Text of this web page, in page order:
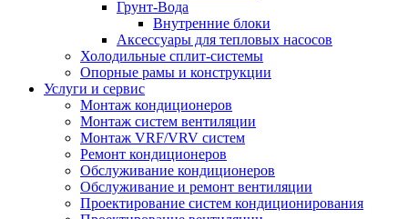
Грунт-Вода
Внутренние блоки
Аксессуары для тепловых насосов
Холодильные сплит-системы
Опорные рамы и конструкции
Услуги и сервис
Монтаж кондиционеров
Монтаж систем вентиляции
Монтаж VRF/VRV систем
Ремонт кондиционеров
Обслуживание кондиционеров
Обслуживание и ремонт вентиляции
Проектирование систем кондиционирования